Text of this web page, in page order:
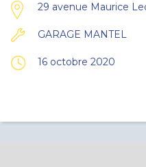
29 avenue Maurice
GARAGE MANTEL
16 octobre 2020